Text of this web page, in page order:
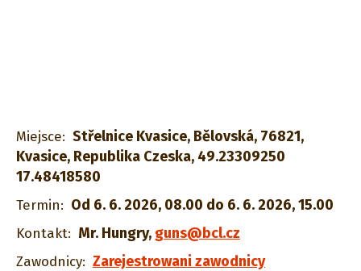
Miejsce: Střelnice Kvasice, Bělovská, 76821,
Kvasice, Republika Czeska, 49.23309250
17.48418580
Termin: Od 6. 6. 2026, 08.00 do 6. 6. 2026, 15.00
Kontakt: Mr. Hungry, guns@bcl.cz
Zawodnicy: Zarejestrowani zawodnicy